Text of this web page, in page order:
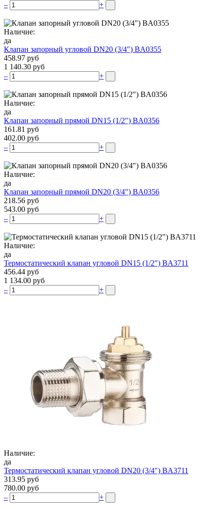
–
+
Наличие:
да
Клапан запорный угловой DN20 (3/4″) BA0355
458.97 руб
1 140.30 руб
–
+
Наличие:
да
Клапан запорный прямой DN15 (1/2″) BA0356
161.81 руб
402.00 руб
–
+
Наличие:
да
Клапан запорный прямой DN20 (3/4″) BA0356
218.56 руб
543.00 руб
–
+
Наличие:
да
Термостатический клапан угловой DN15 (1/2″) BA3711
456.44 руб
1 134.00 руб
–
+
Наличие:
да
Термостатический клапан угловой DN20 (3/4″) BA3711
313.95 руб
780.00 руб
–
+